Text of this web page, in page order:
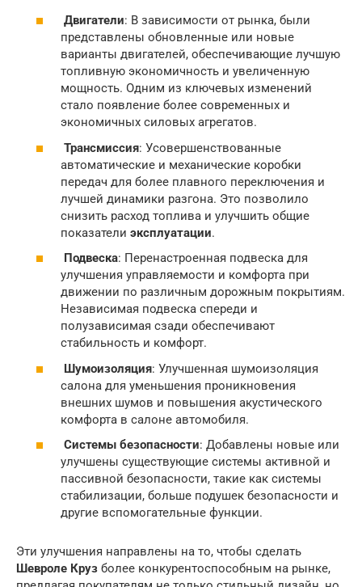
Двигатели: В зависимости от рынка, были
представлены обновленные или новые
варианты двигателей, обеспечивающие лучшую
топливную экономичность и увеличенную
мощность. Одним из ключевых изменений
стало появление более современных и
экономичных силовых агрегатов.
Трансмиссия: Усовершенствованные
автоматические и механические коробки
передач для более плавного переключения и
лучшей динамики разгона. Это позволило
снизить расход топлива и улучшить общие
показатели эксплуатации.
Подвеска: Перенастроенная подвеска для
улучшения управляемости и комфорта при
движении по различным дорожным покрытиям.
Независимая подвеска спереди и
полузависимая сзади обеспечивают
стабильность и комфорт.
Шумоизоляция: Улучшенная шумоизоляция
салона для уменьшения проникновения
внешних шумов и повышения акустического
комфорта в салоне автомобиля.
Системы безопасности: Добавлены новые или
улучшены существующие системы активной и
пассивной безопасности, такие как системы
стабилизации, больше подушек безопасности и
другие вспомогательные функции.
Эти улучшения направлены на то, чтобы сделать
Шевроле Круз более конкурентоспособным на рынке,